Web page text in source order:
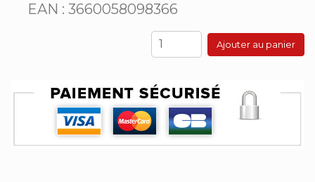
EAN : 3660058098366
Ajouter au panier